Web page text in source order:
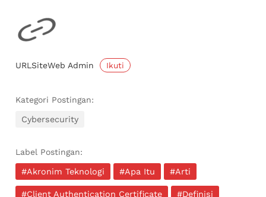
URLSiteWeb Admin Ikuti
Kategori Postingan:
Cybersecurity
Label Postingan:
#Akronim Teknologi #Apa Itu #Arti
#Client Authentication Certificate #Definisi